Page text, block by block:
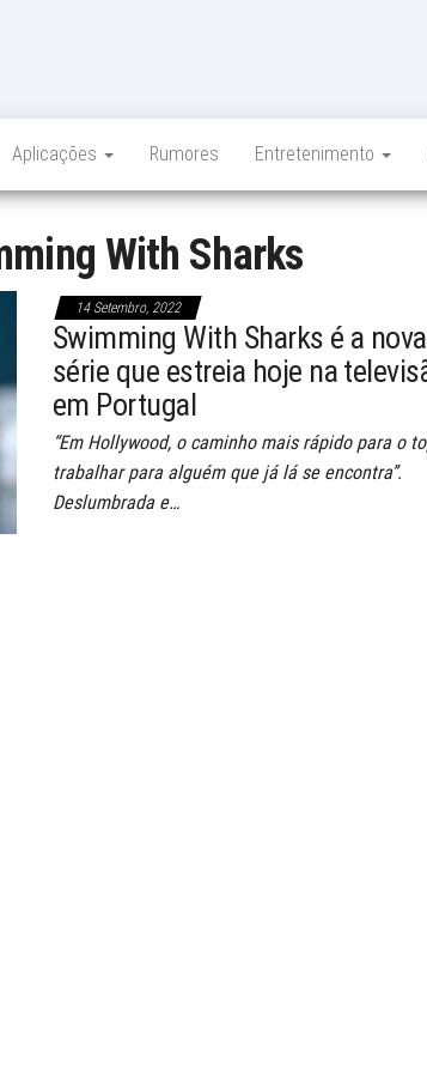
Aplicações Rumores Entretenimento
With Sharks
14 Setembro, 2022
Swimming With Sharks é a nova
série que estreia hoje na
em Portugal
“Em Hollywood, o caminho mais rápido para o
trabalhar para alguém que já lá se encontra”.
Deslumbrada e…